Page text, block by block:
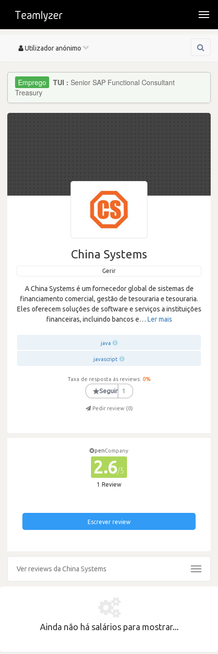
Toggle
Utilizador anónimo
TUI : Senior SAP Functional Consultant
Treasury
China Systems
Gerir
A China Systems é um fornecedor global de sistemas de
financiamento comercial, gestão de tesouraria e tesouraria.
Eles oferecem soluções de software e serviços a instituições
financeiras, incluindo bancos e… Ler mais
java
javascript
Taxa de resposta às reviews: 0%
★Seguir 1
Pedir review (0)
penCompany
2.6/5
1 Review
Escrever review
Ver reviews da China Systems
Toggle
Ainda não há salários para mostrar...